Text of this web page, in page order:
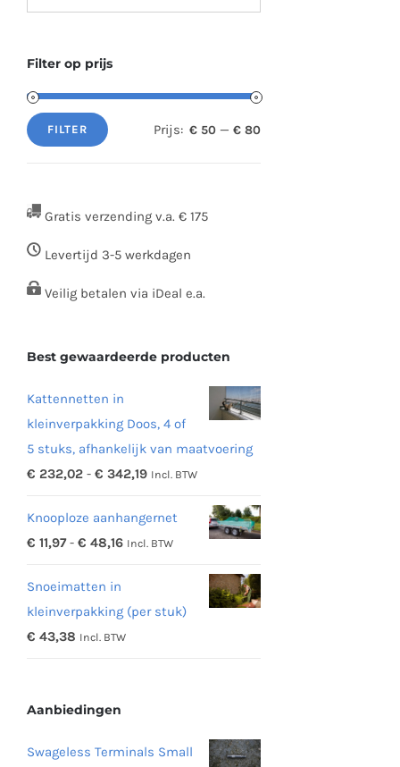
Filter op prijs
Min.
Max.
FILTER Prijs: € 50 —€ 80
Gratis verzending v.a. € 175
Levertijd 3-5 werkdagen
Veilig betalen via iDeal e.a.
Best gewaardeerde producten
Kattennetten in
kleinverpakking Doos, 4 of
5 stuks, afhankelijk van maatvoering
€ 232,02 - € 342,19Prijsklasse:
tot
€ 342,19
Incl. BTW
Knooploze aanhangernet
€ 11,97 - € 48,16Prijsklasse:
€ 48,16
Incl. BTW
Snoeimatten in
kleinverpakking (per stuk)
€ 43,38 Incl. BTW
Aanbiedingen
Swageless Terminals Small